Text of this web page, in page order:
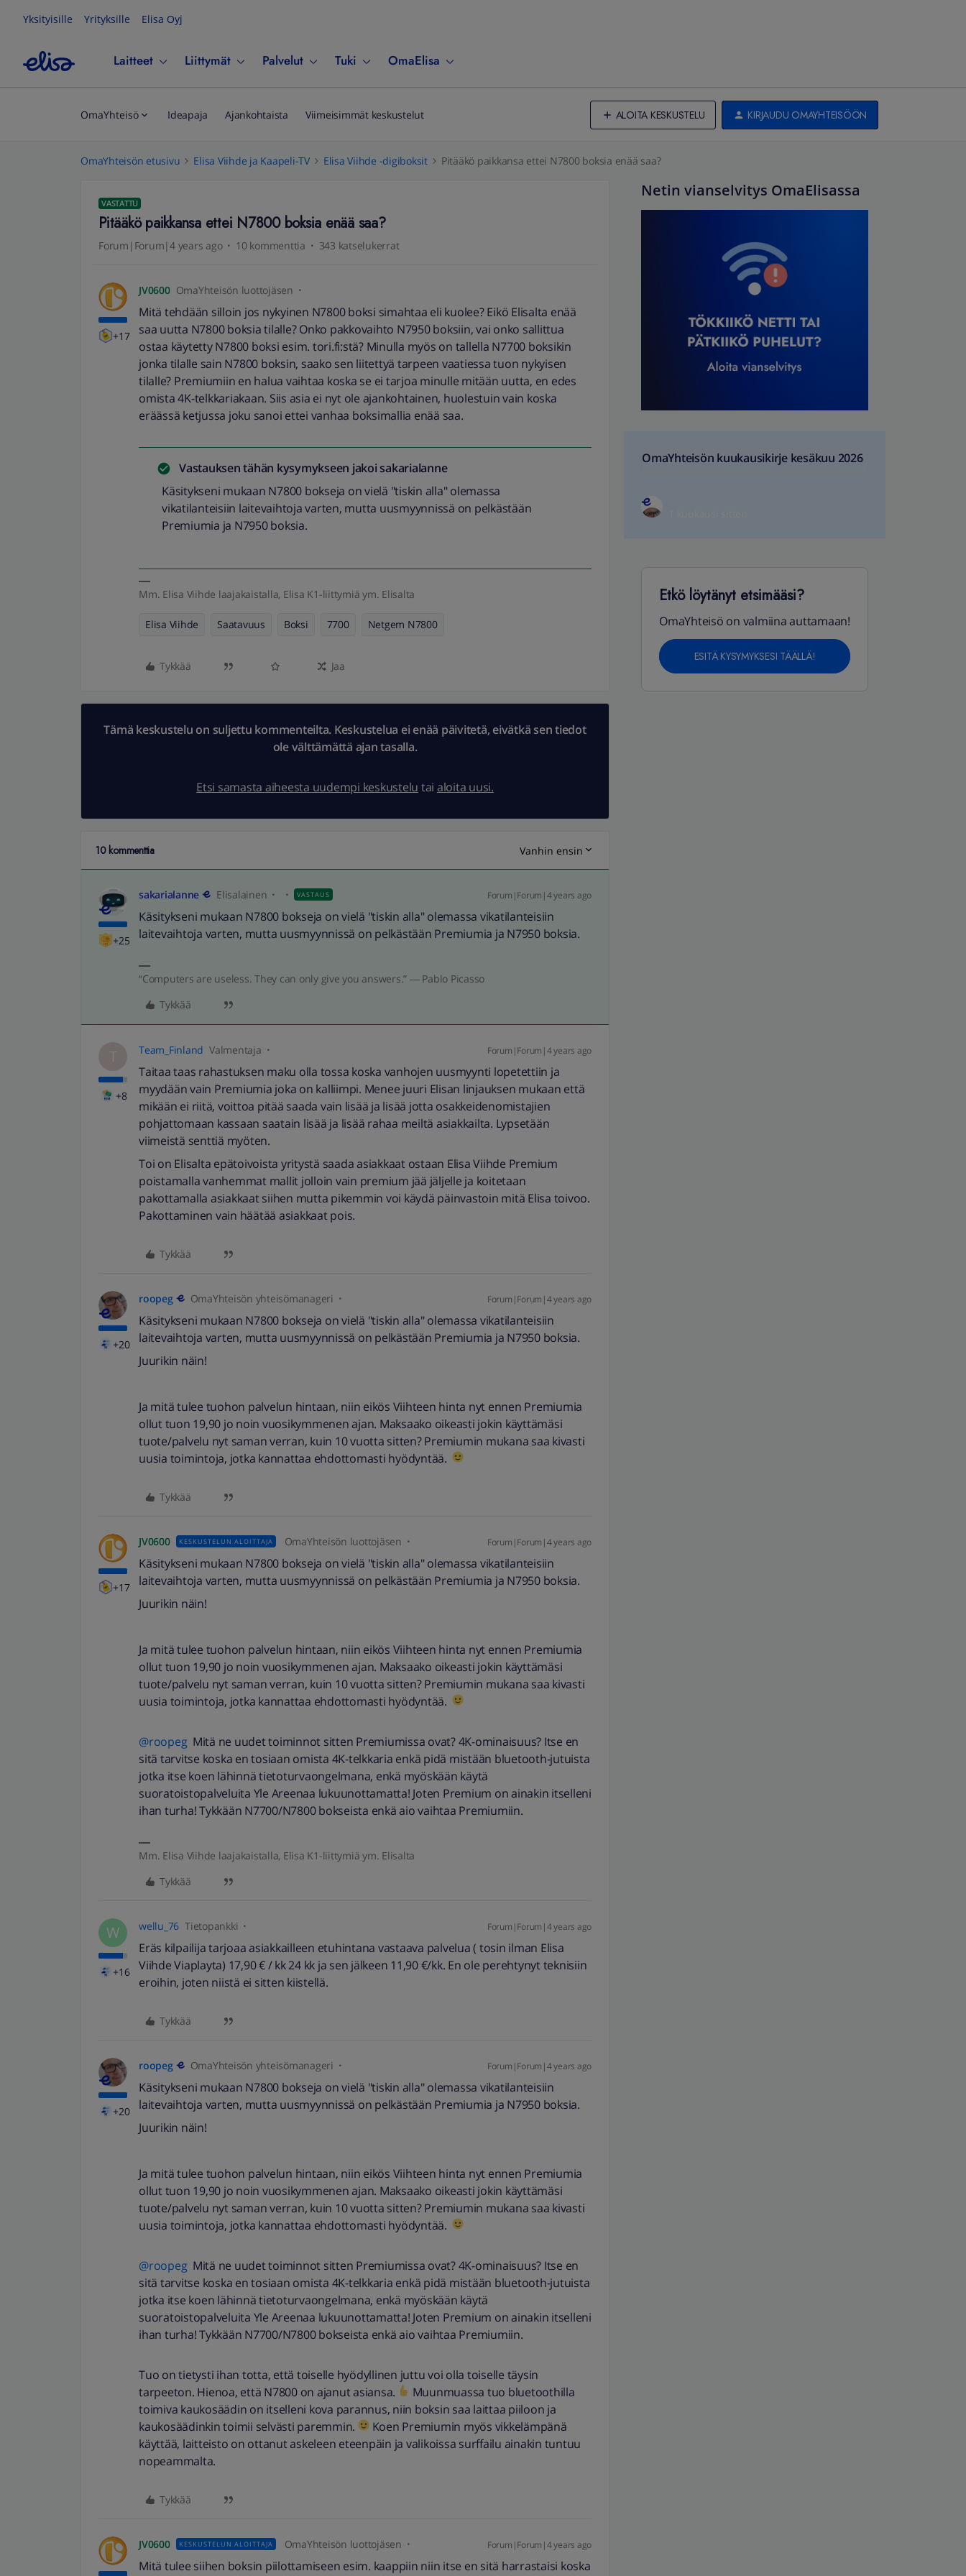
Yksityisille Yrityksille Elisa Oyj
Laitteet Liittymät Palvelut Tuki OmaElisa
OmaYhteisö Ideapaja Ajankohtaista Viimeisimmät keskustelut ALOITA KESKUSTELU KIRJAUDU OMAYHTEISÖÖN
OmaYhteisön etusivu Elisa Viihde ja Kaapeli-TV Elisa Viihde -digiboksit Pitääkö paikkansa ettei N7800 boksia enää saa?
VASTATTU
Pitääkö paikkansa ettei N7800 boksia enää saa?
Forum|Forum|4 years ago 10 kommenttia 343 katselukerrat
+17
JV0600 OmaYhteisön luottojäsen
Mitä tehdään silloin jos nykyinen N7800 boksi simahtaa eli kuolee? Eikö Elisalta enää
saa uutta N7800 boksia tilalle? Onko pakkovaihto N7950 boksiin, vai onko sallittua
ostaa käytetty N7800 boksi esim. tori.fi:stä? Minulla myös on tallella N7700 boksikin
jonka tilalle sain N7800 boksin, saako sen liitettyä tarpeen vaatiessa tuon nykyisen
tilalle? Premiumiin en halua vaihtaa koska se ei tarjoa minulle mitään uutta, en edes
omista 4K-telkkariakaan. Siis asia ei nyt ole ajankohtainen, huolestuin vain koska
eräässä ketjussa joku sanoi ettei vanhaa boksimallia enää saa.
Vastauksen tähän kysymykseen jakoisakarialanne
Käsitykseni mukaan N7800 bokseja on vielä "tiskin alla" olemassa
vikatilanteisiin laitevaihtoja varten, mutta uusmyynnissä on pelkästään
Premiumia ja N7950 boksia.
Mm. Elisa Viihde laajakaistalla, Elisa K1-liittymiä ym. Elisalta
Elisa Viihde Saatavuus Boksi 7700 Netgem N7800
Tykkää Jaa
Tämä keskustelu on suljettu kommenteilta. Keskustelua ei enää päivitetä, eivätkä sen tiedot
ole välttämättä ajan tasalla.
Etsi samasta aiheesta uudempi keskustelu tai aloita uusi.
10 kommenttia Vanhin ensin
+25
sakarialanne Elisalainen VASTAUS Forum|Forum|4 years ago
Käsitykseni mukaan N7800 bokseja on vielä "tiskin alla" olemassa vikatilanteisiin
laitevaihtoja varten, mutta uusmyynnissä on pelkästään Premiumia ja N7950 boksia.
“Computers are useless. They can only give you answers.” ― Pablo Picasso
Tykkää
T
+8
Team_Finland Valmentaja Forum|Forum|4 years ago
Taitaa taas rahastuksen maku olla tossa koska vanhojen uusmyynti lopetettiin ja
myydään vain Premiumia joka on kalliimpi. Menee juuri Elisan linjauksen mukaan että
mikään ei riitä, voittoa pitää saada vain lisää ja lisää jotta osakkeidenomistajien
pohjattomaan kassaan saatain lisää ja lisää rahaa meiltä asiakkailta. Lypsetään
viimeistä senttiä myöten.
Toi on Elisalta epätoivoista yritystä saada asiakkaat ostaan Elisa Viihde Premium
poistamalla vanhemmat mallit jolloin vain premium jää jäljelle ja koitetaan
pakottamalla asiakkaat siihen mutta pikemmin voi käydä päinvastoin mitä Elisa toivoo.
Pakottaminen vain häätää asiakkaat pois.
Tykkää
+20
roopeg OmaYhteisön yhteisömanageri Forum|Forum|4 years ago
Käsitykseni mukaan N7800 bokseja on vielä "tiskin alla" olemassa vikatilanteisiin
laitevaihtoja varten, mutta uusmyynnissä on pelkästään Premiumia ja N7950 boksia.
Juurikin näin!
Ja mitä tulee tuohon palvelun hintaan, niin eikös Viihteen hinta nyt ennen Premiumia
ollut tuon 19,90 jo noin vuosikymmenen ajan. Maksaako oikeasti jokin käyttämäsi
tuote/palvelu nyt saman verran, kuin 10 vuotta sitten? Premiumin mukana saa kivasti
uusia toimintoja, jotka kannattaa ehdottomasti hyödyntää.
Tykkää
+17
JV0600 KESKUSTELUN ALOITTAJA OmaYhteisön luottojäsen Forum|Forum|4 years ago
Käsitykseni mukaan N7800 bokseja on vielä "tiskin alla" olemassa vikatilanteisiin
laitevaihtoja varten, mutta uusmyynnissä on pelkästään Premiumia ja N7950 boksia.
Juurikin näin!
Ja mitä tulee tuohon palvelun hintaan, niin eikös Viihteen hinta nyt ennen Premiumia
ollut tuon 19,90 jo noin vuosikymmenen ajan. Maksaako oikeasti jokin käyttämäsi
tuote/palvelu nyt saman verran, kuin 10 vuotta sitten? Premiumin mukana saa kivasti
uusia toimintoja, jotka kannattaa ehdottomasti hyödyntää.
@roopegMitä ne uudet toiminnot sitten Premiumissa ovat? 4K-ominaisuus? Itse en
sitä tarvitse koska en tosiaan omista 4K-telkkaria enkä pidä mistään bluetooth-jutuista
jotka itse koen lähinnä tietoturvaongelmana, enkä myöskään käytä
suoratoistopalveluita Yle Areenaa lukuunottamatta! Joten Premium on ainakin itselleni
ihan turha! Tykkään N7700/N7800 bokseista enkä aio vaihtaa Premiumiin.
Mm. Elisa Viihde laajakaistalla, Elisa K1-liittymiä ym. Elisalta
Tykkää
W
+16
wellu_76 Tietopankki Forum|Forum|4 years ago
Eräs kilpailija tarjoaa asiakkailleen etuhintana vastaava palvelua ( tosin ilman Elisa
Viihde Viaplayta) 17,90 € / kk 24 kk ja sen jälkeen 11,90 €/kk. En ole perehtynyt teknisiin
eroihin, joten niistä ei sitten kiistellä.
Tykkää
+20
roopeg OmaYhteisön yhteisömanageri Forum|Forum|4 years ago
Käsitykseni mukaan N7800 bokseja on vielä "tiskin alla" olemassa vikatilanteisiin
laitevaihtoja varten, mutta uusmyynnissä on pelkästään Premiumia ja N7950 boksia.
Juurikin näin!
Ja mitä tulee tuohon palvelun hintaan, niin eikös Viihteen hinta nyt ennen Premiumia
ollut tuon 19,90 jo noin vuosikymmenen ajan. Maksaako oikeasti jokin käyttämäsi
tuote/palvelu nyt saman verran, kuin 10 vuotta sitten? Premiumin mukana saa kivasti
uusia toimintoja, jotka kannattaa ehdottomasti hyödyntää.
@roopegMitä ne uudet toiminnot sitten Premiumissa ovat? 4K-ominaisuus? Itse en
sitä tarvitse koska en tosiaan omista 4K-telkkaria enkä pidä mistään bluetooth-jutuista
jotka itse koen lähinnä tietoturvaongelmana, enkä myöskään käytä
suoratoistopalveluita Yle Areenaa lukuunottamatta! Joten Premium on ainakin itselleni
ihan turha! Tykkään N7700/N7800 bokseista enkä aio vaihtaa Premiumiin.
Tuo on tietysti ihan totta, että toiselle hyödyllinen juttu voi olla toiselle täysin
tarpeeton. Hienoa, että N7800 on ajanut asiansa.
Muunmuassa tuo bluetoothilla
toimiva kaukosäädin on itselleni kova parannus, niin boksin saa laittaa piiloon ja
kaukosäädinkin toimii selvästi paremmin.
Koen Premiumin myös vikkelämpänä
käyttää, laitteisto on ottanut askeleen eteenpäin ja valikoissa surffailu ainakin tuntuu
nopeammalta.
Tykkää
JV0600 KESKUSTELUN ALOITTAJA OmaYhteisön luottojäsen Forum|Forum|4 years ago
Mitä tulee siihen boksin piilottamiseen esim. kaappiin niin itse en sitä harrastaisi koska
Netin vianselvitys OmaElisassa
OmaYhteisön kuukausikirje kesäkuu 2026
Etkö löytänyt etsimääsi?
OmaYhteisö on valmiina auttamaan!
ESITÄ KYSYMYKSESI TÄÄLLÄ!